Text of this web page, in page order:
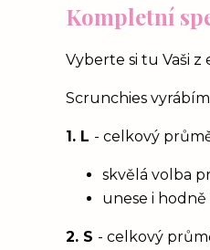
Kompletní
Vyberte si tu Vaši
Scrunchies
1. L - celkový
skvělá volba
unese i
2. S - celkový